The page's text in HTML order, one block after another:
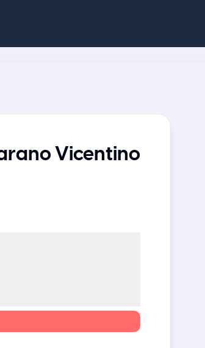
Vicentino